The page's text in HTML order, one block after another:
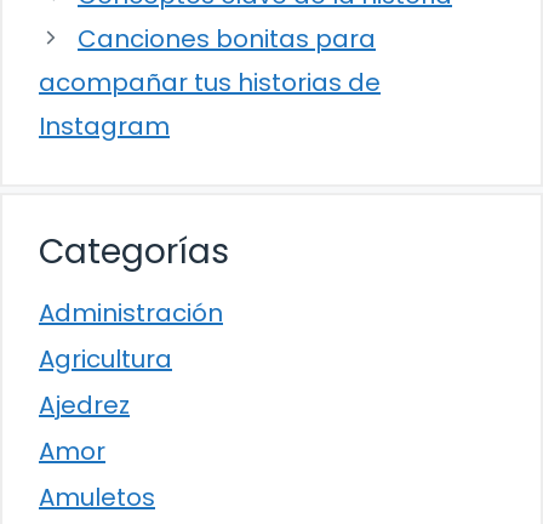
Canciones bonitas para
acompañar tus historias de
Instagram
Categorías
Administración
Agricultura
Ajedrez
Amor
Amuletos